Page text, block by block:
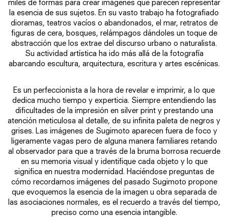
miles de formas para crear imágenes que parecen representar
la esencia de sus sujetos. En su vasto trabajo ha fotografiado
dioramas, teatros vacíos o abandonados, el mar, retratos de
figuras de cera, bosques, relámpagos dándoles un toque de
abstracción que los extrae del discurso urbano o naturalista.
Su actividad artística ha ido más allá de la fotografía
abarcando escultura, arquitectura, escritura y artes escénicas.
Es un perfeccionista a la hora de revelar e imprimir, a lo que
dedica mucho tiempo y experticia. Siempre entendiendo las
dificultades de la impresión en silver print y prestando una
atención meticulosa al detalle, de su infinita paleta de negros y
grises. Las imágenes de Sugimoto aparecen fuera de foco y
ligeramente vagas pero de alguna manera familiares retando
al observador para que a través de la bruma borrosa recuerde
en su memoria visual y identifique cada objeto y lo que
significa en nuestra modernidad. Haciéndose preguntas de
cómo recordamos imágenes del pasado Sugimoto propone
que evoquemos la esencia de la imagen u obra separada de
las asociaciones normales, es el recuerdo a través del tiempo,
preciso como una esencia intangible.